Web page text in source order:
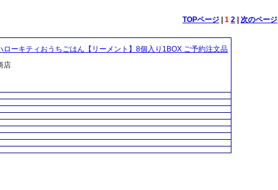
TOPページ| 1 2| 次のページ
ローキティおうちごはん【リーメント】8個入り1BOX ご予約注文品
店